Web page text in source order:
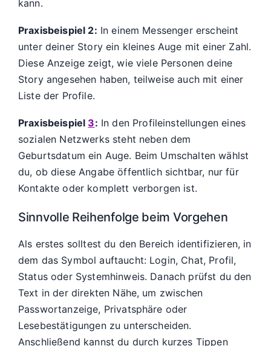
kann.
Praxisbeispiel 2: In einem Messenger erscheint
unter deiner Story ein kleines Auge mit einer Zahl.
Diese Anzeige zeigt, wie viele Personen deine
Story angesehen haben, teilweise auch mit einer
Liste der Profile.
Praxisbeispiel 3: In den Profileinstellungen eines
sozialen Netzwerks steht neben dem
Geburtsdatum ein Auge. Beim Umschalten wählst
du, ob diese Angabe öffentlich sichtbar, nur für
Kontakte oder komplett verborgen ist.
Sinnvolle Reihenfolge beim Vorgehen
Als erstes solltest du den Bereich identifizieren, in
dem das Symbol auftaucht: Login, Chat, Profil,
Status oder Systemhinweis. Danach prüfst du den
Text in der direkten Nähe, um zwischen
Passwortanzeige, Privatsphäre oder
Lesebestätigungen zu unterscheiden.
Anschließend kannst du durch kurzes Tippen